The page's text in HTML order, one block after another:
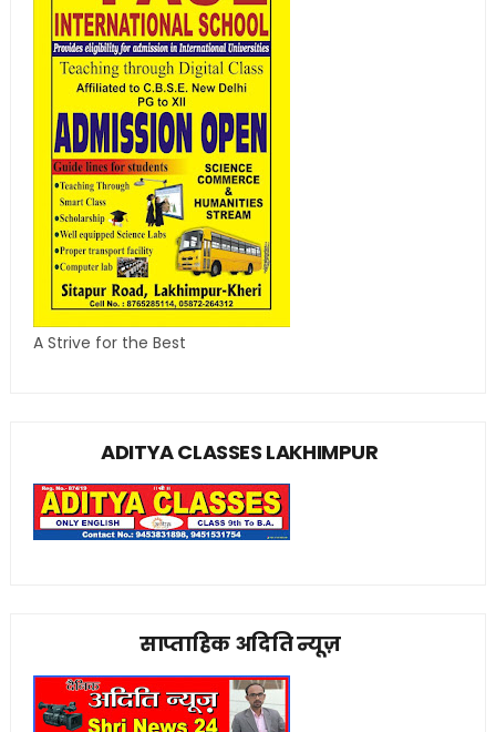
A Strive for the Best
ADITYA CLASSES LAKHIMPUR
साप्ताहिक अदिति न्यूज़